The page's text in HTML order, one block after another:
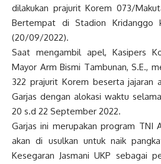
dilakukan prajurit Korem 073/
Bertempat di Stadion Kridanggo
(20/09/2022).
Saat mengambil apel, Kasipers
Mayor Arm Bismi Tambunan, S.E.,
322 prajurit Korem beserta jajaran
Garjas dengan alokasi waktu
20 s.d 22 September 2022.
Garjas ini merupakan program TNI
akan di usulkan untuk naik
Kesegaran Jasmani UKP sebagai